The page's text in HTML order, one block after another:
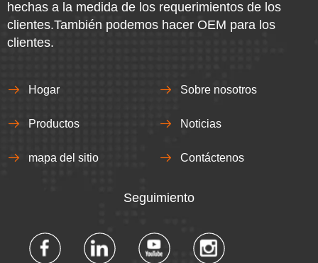
hechas a la medida de los requerimientos de los
clientes.También podemos hacer OEM para los
clientes.
Hogar Sobre nosotros
Productos Noticias
mapa del sitio Contáctenos
Seguimiento​​​​​​​